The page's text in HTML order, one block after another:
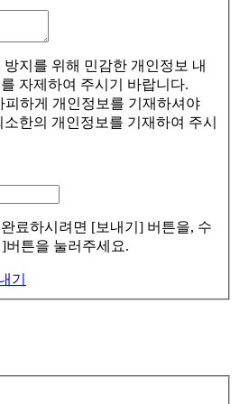
지를 위해 민감한 개인정보 내
자제하여 주시기 바랍니다.
피하게 개인정보를 기재하셔야
한의 개인정보를 기재하여 주시
료하시려면 [보내기] 버튼을, 수
버튼을 눌러주세요.
기